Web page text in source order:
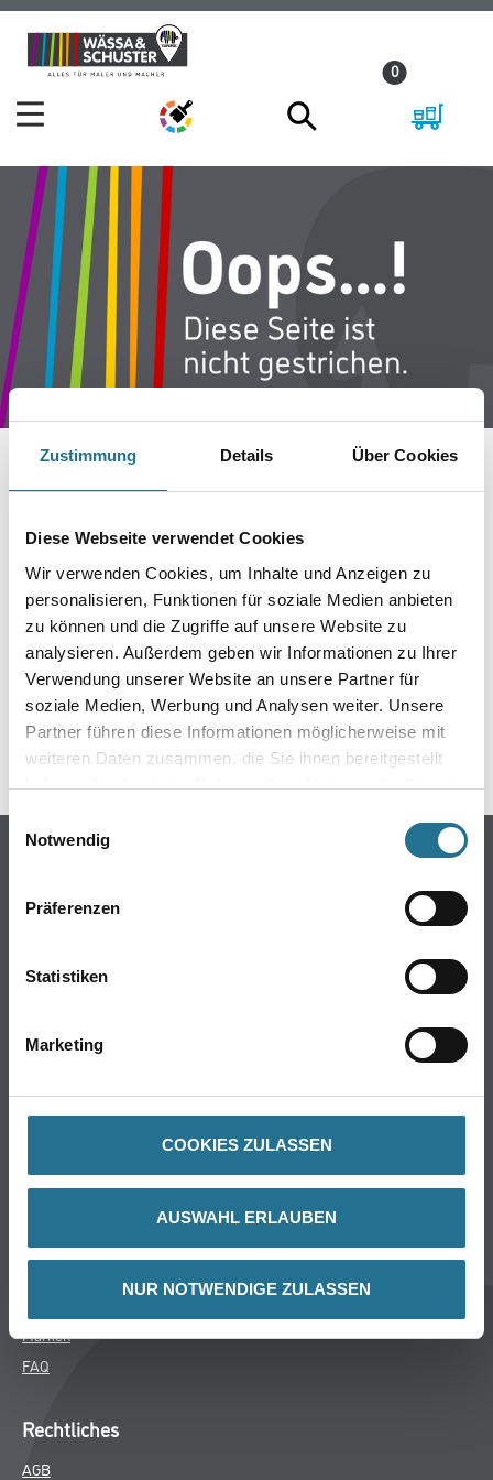
Zustimmung Details Über Cookies
Diese Webseite verwendet Cookies
Wir verwenden Cookies, um Inhalte und Anzeigen zu
personalisieren, Funktionen für soziale Medien anbieten
zu können und die Zugriffe auf unsere Website zu
analysieren. Außerdem geben wir Informationen zu Ihrer
Verwendung unserer Website an unsere Partner für
soziale Medien, Werbung und Analysen weiter. Unsere
Partner führen diese Informationen möglicherweise mit
weiteren Daten zusammen, die Sie ihnen bereitgestellt
haben oder die sie im Rahmen Ihrer Nutzung der Dienste
Einwilligungsauswahl
Notwendig
Präferenzen
Statistiken
Marketing
COOKIES ZULASSEN
AUSWAHL ERLAUBEN
NUR NOTWENDIGE ZULASSEN
Zum
Inhalt
Zum
Navigationsmenü
0
IST AUFGETRETEN
Keine Sorge, wir pinseln schon an der Lösung und
werden das Problem so schnell wie möglich beheben.
Erkunden Sie in der Zwischenzeit unseren Online-Shop
und lassen Sie sich inspirieren.
ZURÜCK ZUM ONLINE-SHOP
Online-Shop
Putze- und Spachtelmassen
Wand- & Deckenbeläge
CMS Gruppe
Aktuelles
Marken
FAQ
Rechtliches
AGB